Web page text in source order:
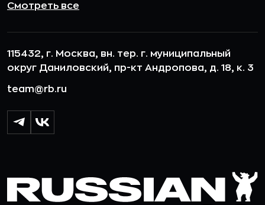
Смотреть все
115432, г. Москва, вн. тер. г. муниципальный
округ Даниловский, пр-кт Андропова, д. 18, к. 3
team@rb.ru